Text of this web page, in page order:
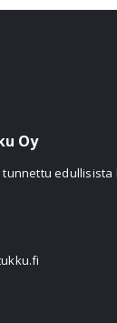
Oy
tunnettu